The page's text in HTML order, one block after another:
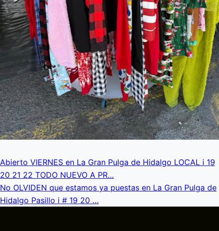
Abierto VIERNES en La Gran Pulga de Hidalgo LOCAL i 19
20 21 22 TODO NUEVO A PR…
No OLVIDEN que estamos ya puestas en La Gran Pulga de
Hidalgo Pasillo i # 19 20 …